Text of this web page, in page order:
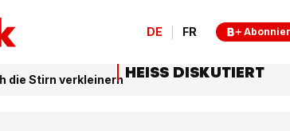
DE FR
die Stirn verkleinern HEISS DISKUTIERT